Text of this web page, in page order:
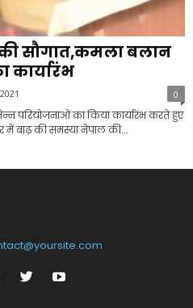
सौगात,कमला बलान
कार्यारंभ
0
परियोजनाओं का किया कार्यारंभ करते हुए
में बाढ़ की समस्या नेपाल की...